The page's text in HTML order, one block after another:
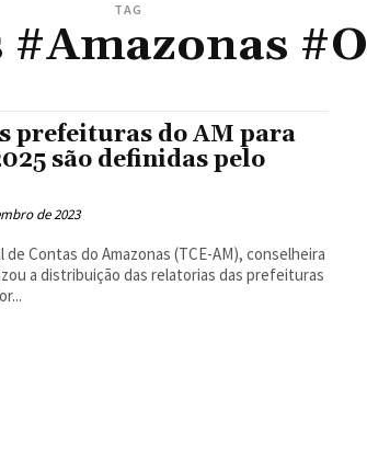
TAG
prefeituras do AM para
são definidas pelo
de 2023
Contas do Amazonas (TCE-AM), conselheira
a distribuição das relatorias das prefeituras